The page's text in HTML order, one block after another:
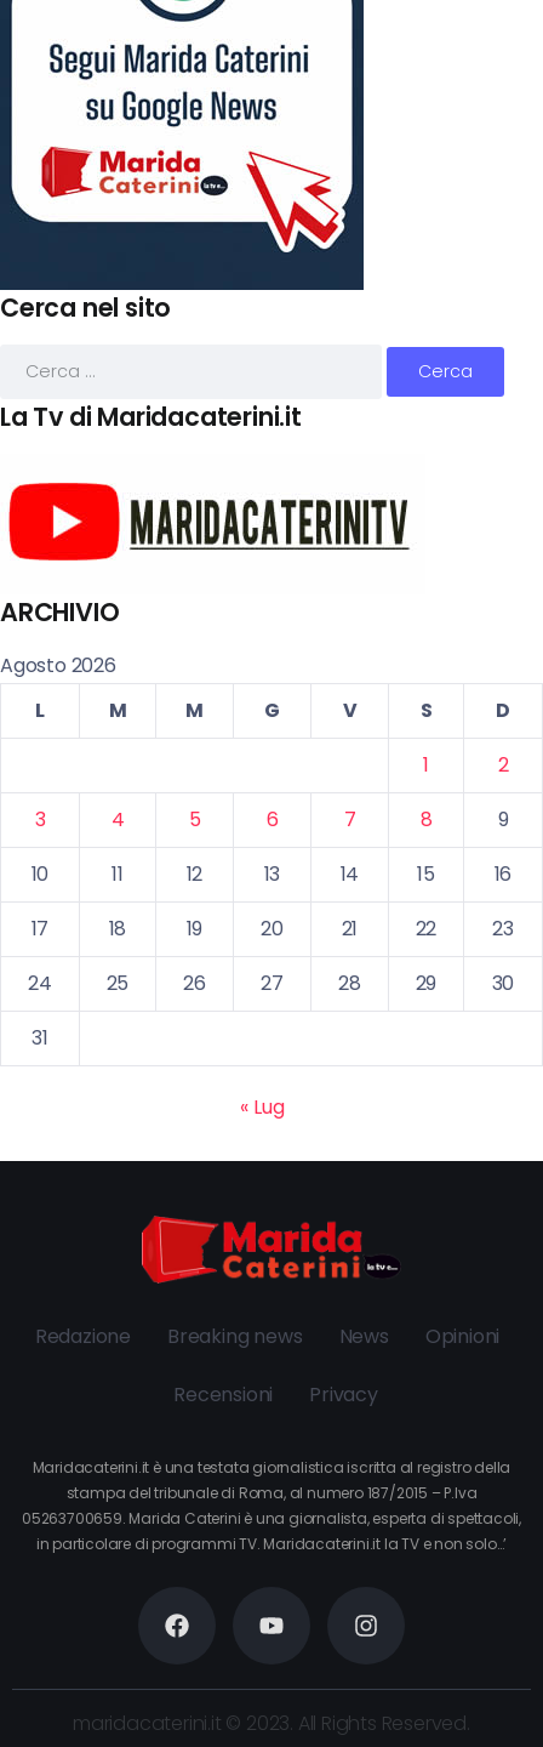
Cerca nel sito
La Tv di Maridacaterini.it
ARCHIVIO
Agosto 2026
L
M M G V S
D
1
2
3
4 5 6 7 8
9
10
11 12 13 14 15
16
17
18 19 20 21 22
23
24
25 26 27 28 29
30
31
« Lug
Redazione Breaking news News Opinioni
Recensioni Privacy
Maridacaterini.it è una testata giornalistica iscritta al registro della
stampa del tribunale di Roma, al numero 187/2015 – P.Iva
05263700659. Marida Caterini è una giornalista, esperta di spettacoli,
in particolare di programmi TV. Maridacaterini.it la TV e non solo…’
maridacaterini.it © 2023. All Rights Reserved.